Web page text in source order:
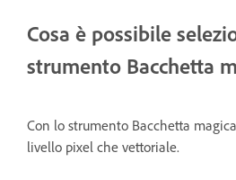
Cosa è possibile
strumento Bacchetta
Con lo strumento Bacchetta
livello pixel che vettoriale.